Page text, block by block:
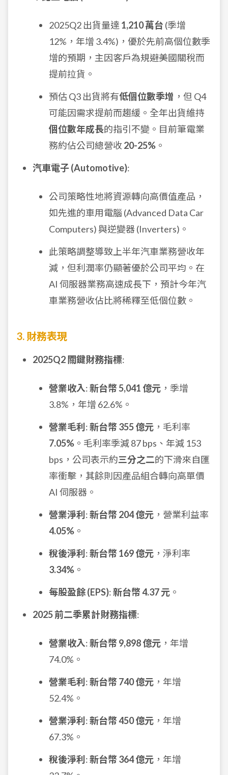
2025Q2 出貨量達 1,210 萬台 (季增
12%，年增 3.4%)，優於先前高個位數季
增的預期，主因客戶為規避美國關稅而
提前拉貨。
預估 Q3 出貨將有低個位數季增 ，但 Q4
可能因需求提前而趨緩。全年出貨維持
個位數年成長的指引不變。目前筆電業
務約佔公司總營收20-25% 。
汽車電子 (Automotive):
公司策略性地將資源轉向高價值產品，
如先進的車用電腦 (Advanced Data Car
Computers) 與逆變器 (Inverters)。
此策略調整導致上半年汽車業務營收年
減，但利潤率仍顯著優於公司平均。在
AI 伺服器業務高速成長下，預計今年汽
車業務營收佔比將稀釋至低個位數。
3. 財務表現
2025Q2 關鍵財務指標:
營業收入:新台幣 5,041 億元 ，季增
3.8%，年增 62.6%。
營業毛利 :新台幣 355 億元 ，毛利率
7.05% 。毛利率季減 87 bps、年減 153
bps，公司表示約三分之二的下滑來自匯
率衝擊，其餘則因產品組合轉向高單價
AI 伺服器。
營業淨利 :新台幣 204 億元 ，營業利益率
4.05% 。
稅後淨利 :新台幣 169 億元 ，淨利率
3.34% 。
每股盈餘 (EPS):新台幣 4.37 元 。
2025 前二季累計財務指標:
營業收入:新台幣 9,898 億元 ，年增
74.0%。
營業毛利 :新台幣 740 億元 ，年增
52.4%。
營業淨利 :新台幣 450 億元 ，年增
67.3%。
稅後淨利 :新台幣 364 億元 ，年增